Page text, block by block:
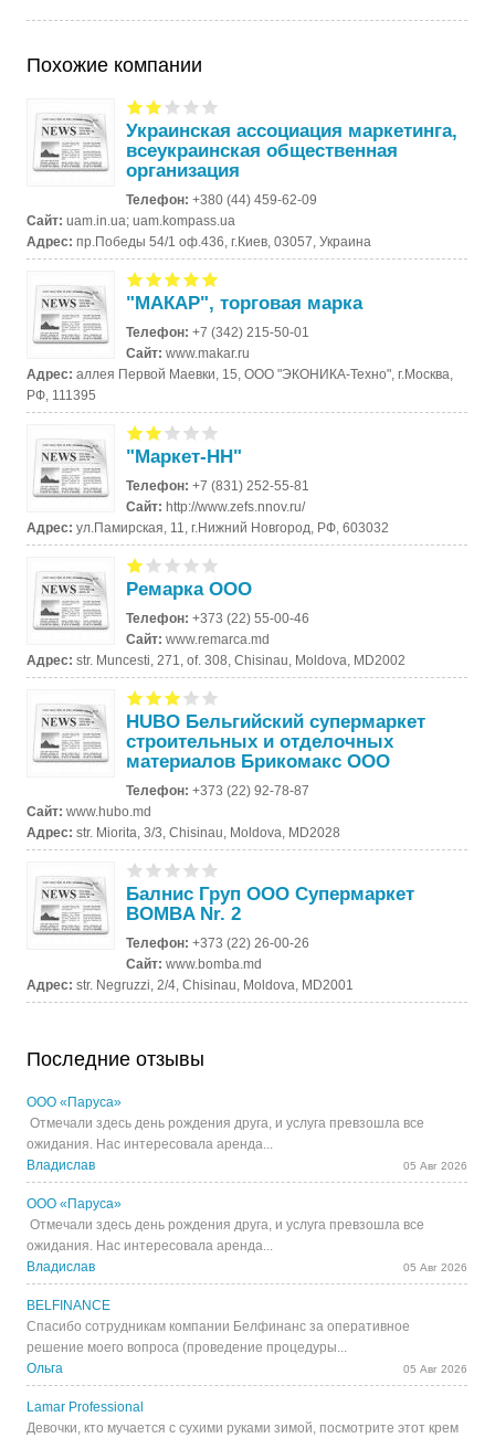
Похожие компании
Украинская ассоциация маркетинга,
всеукраинская общественная
организация
Телефон:+380 (44) 459-62-09
Сайт:uam.in.ua; uam.kompass.ua
Адрес:пр.Победы 54/1 оф.436, г.Киев, 03057, Украина
"МАКАР", торговая марка
Телефон:+7 (342) 215-50-01
Сайт:www.makar.ru
Адрес:аллея Первой Маевки, 15, ООО "ЭКОНИКА-Техно", г.Москва,
РФ, 111395
"Маркет-НН"
Телефон:+7 (831) 252-55-81
Сайт:http://www.zefs.nnov.ru/
Адрес:ул.Памирская, 11, г.Нижний Новгород, РФ, 603032
Ремарка ООО
Телефон:+373 (22) 55-00-46
Сайт:www.remarca.md
Адрес:str. Muncesti, 271, of. 308, Chisinau, Moldova, MD2002
HUBO Бельгийский супермаркет
строительных и отделочных
материалов Брикомакс ООО
Телефон:+373 (22) 92-78-87
Сайт:www.hubo.md
Адрес:str. Miorita, 3/3, Chisinau, Moldova, MD2028
Балнис Груп ООО Супермаркет
BOMBA Nr. 2
Телефон:+373 (22) 26-00-26
Сайт:www.bomba.md
Адрес:str. Negruzzi, 2/4, Chisinau, Moldova, MD2001
Последние отзывы
ООО «Паруса»
Отмечали здесь день рождения друга, и услуга превзошла все
ожидания. Нас интересовала аренда...
Владислав
05 Авг 2026
ООО «Паруса»
Отмечали здесь день рождения друга, и услуга превзошла все
ожидания. Нас интересовала аренда...
Владислав
05 Авг 2026
BELFINANCE
Спасибо сотрудникам компании Белфинанс за оперативное
решение моего вопроса (проведение процедуры...
Ольга
05 Авг 2026
Lamar Professional
Девочки, кто мучается с сухими руками зимой, посмотрите этот крем